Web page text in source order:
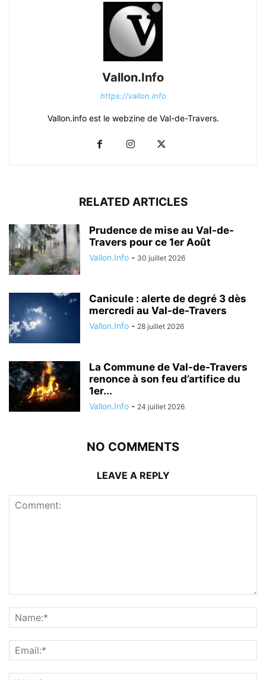
Vallon.Info
https://vallon.info
Vallon.info est le webzine de Val-de-Travers.
RELATED ARTICLES
Prudence de mise au Val-de-
Travers pour ce 1er Août
Vallon.Info - 30 juillet 2026
Canicule : alerte de degré 3 dès
mercredi au Val-de-Travers
Vallon.Info - 28 juillet 2026
La Commune de Val-de-Travers
renonce à son feu d’artifice du
1er...
Vallon.Info - 24 juillet 2026
NO COMMENTS
LEAVE A REPLY